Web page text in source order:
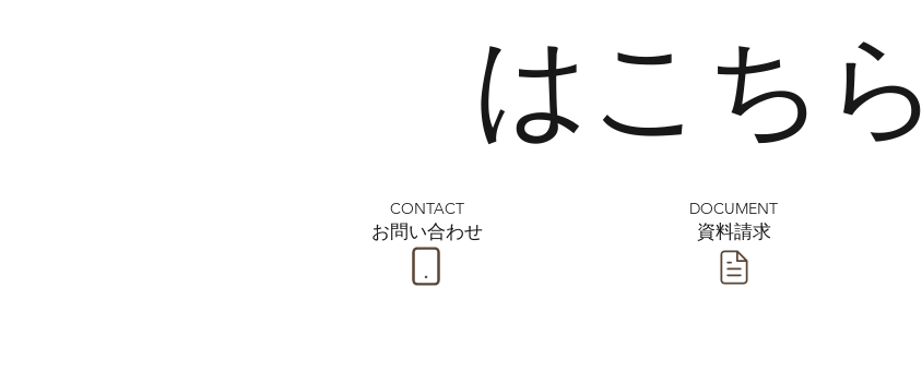
はこちら
CONTACT
お問い合わせ
DOCUMENT
​資料請求